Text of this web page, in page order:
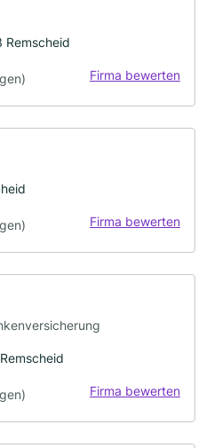
Firma bewerten
Firma bewerten
Firma bewerten